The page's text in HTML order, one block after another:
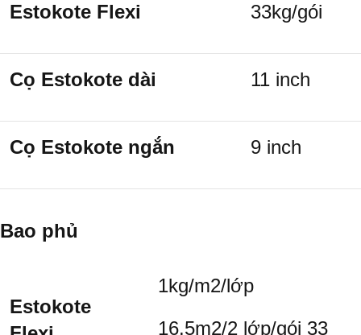
Estokote Flexi 33kg/gói
Cọ Estokote dài 11 inch
Cọ Estokote ngắn 9 inch
Bao phủ
Estokote
1kg/m2/lớp
16.5m2/2 lớp/gói 33